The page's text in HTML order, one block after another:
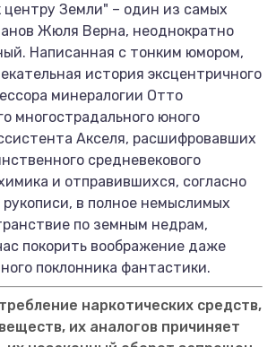
Земли" – один из самых
Жюля Верна, неоднократно
Написанная с тонким юмором,
история эксцентричного
минералогии Отто
многострадального юного
Акселя, расшифровавших
средневекового
и отправившихся, согласно
в полное немыслимых
по земным недрам,
покорить воображение даже
поклонника фантастики.
наркотических средств,
их аналогов причиняет